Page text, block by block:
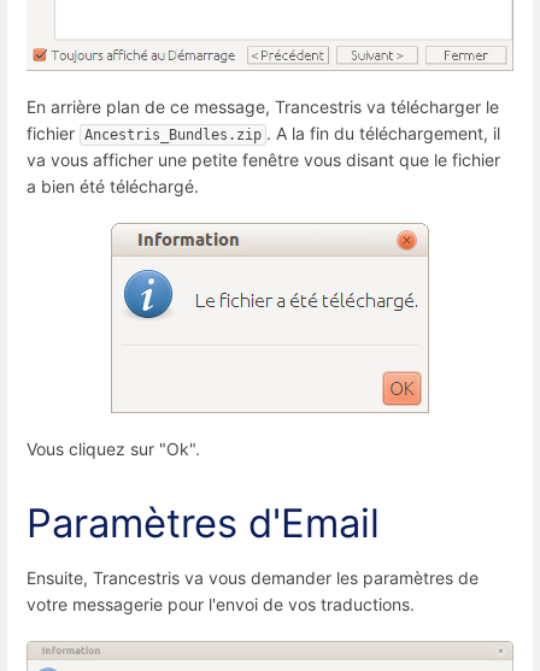
En arrière plan de ce message, Trancestris va télécharger le
fichier Ancestris_Bundles.zip . A la fin du téléchargement, il
va vous afficher une petite fenêtre vous disant que le fichier
a bien été téléchargé.
Vous cliquez sur "Ok".
Paramètres d'Email
Ensuite, Trancestris va vous demander les paramètres de
votre messagerie pour l'envoi de vos traductions.